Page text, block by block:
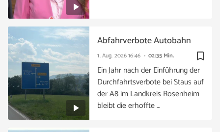
bookmark_border
1. Aug. 202616:46 02:35 Min.
Abfahrverbote Autobahn
Ein Jahr nach der Einführung der
Durchfahrtsverbote bei Staus auf
der A8 im Landkreis Rosenheim
bleibt die erhoffte …